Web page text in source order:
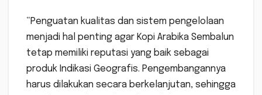
“Penguatan kualitas dan sistem pengelolaan
menjadi hal penting agar Kopi Arabika Sembalun
tetap memiliki reputasi yang baik sebagai
produk Indikasi Geografis. Pengembangannya
harus dilakukan secara berkelanjutan, sehingga